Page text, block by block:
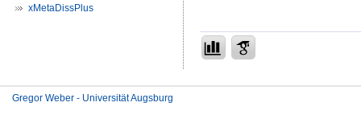
xMetaDissPlus
Gregor Weber - Universität Augsburg